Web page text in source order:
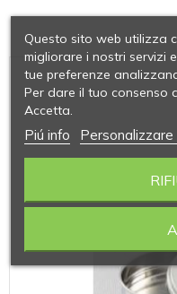
Questo sito web utilizza
migliorare i nostri servizi
tue preferenze
Per dare il tuo consenso
Accetta.
Piú info Personalizzare